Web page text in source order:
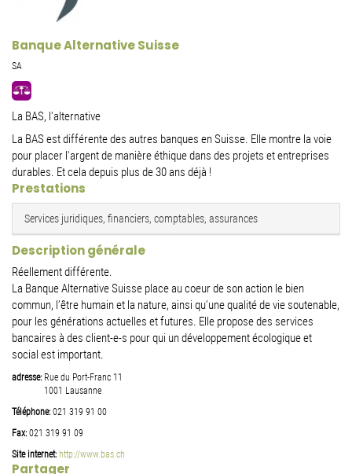
Banque Alternative Suisse
SA
La BAS, l'alternative
La BAS est différente des autres banques en Suisse. Elle montre la voie
pour placer l'argent de manière éthique dans des projets et entreprises
durables. Et cela depuis plus de 30 ans déjà !
Prestations
Services juridiques, financiers, comptables, assurances
Description générale
Réellement différente.
La Banque Alternative Suisse place au coeur de son action le bien
commun, l’être humain et la nature, ainsi qu’une qualité de vie soutenable,
pour les générations actuelles et futures. Elle propose des services
bancaires à des client-e-s pour qui un développement écologique et
social est important.
adresse: Rue du Port-Franc 11
1001 Lausanne
Téléphone:021 319 91 00
Fax:021 319 91 09
Site internet: http://www.bas.ch
Partager